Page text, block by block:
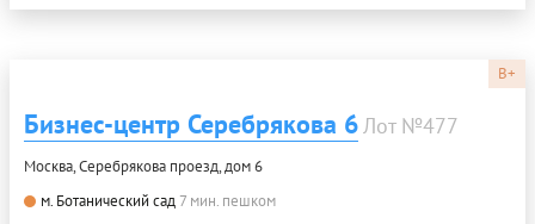
B+
Бизнес-центр Серебрякова 6Лот №477
Москва, Серебрякова проезд, дом 6
м. Ботанический сад 7 мин. пешком